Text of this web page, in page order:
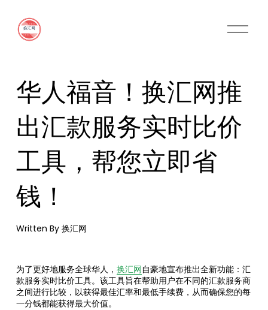
O
e
n
华人福音！换汇网推
出汇款服务实时比价
工具，帮您立即省
钱！
Written By 换汇网
为了更好地服务全球华人， 换汇网自豪地宣布推出全新功能：汇
款服务实时比价工具。该工具旨在帮助用户在不同的汇款服务商
之间进行比较，以获得最佳汇率和最低手续费，从而确保您的每
一分钱都能获得最大价值。